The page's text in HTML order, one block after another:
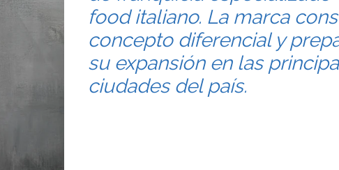
food italiano. La marca
concepto diferencial y
su expansión en las
ciudades del país.